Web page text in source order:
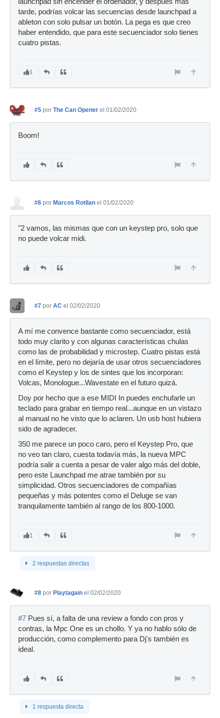
tarde, podrías volcar las secuencias desde launchpad a
ableton con solo pulsar un botón. La pega es que creo
haber entendido, que para este secuenciador solo tienes
cuatro pistas.
1
#5 por The Can Opener el 01/02/2020
Boom!
#6 por Marcos Rotllan el 01/02/2020
"2 vamos, las mismas que con un keystep pro, solo que
no puede volcar midi.
#7 por AC el 02/02/2020
A mí me convence bastante como secuenciador, está
todo muy clarito y con algunas características chulas
como las de probabilidad y microstep. Cuatro pistas está
en el límite, pero no dejaría de usar otros secuenciadores
como el Keystep y los de sintes que los incorporan:
Volcas, Monologue...Wavestate en el futuro quizá.
Doy por hecho que a ese MIDI In puedes enchufarle un
teclado para grabar en tiempo real...aunque en un vistazo
al manual no he visto que lo aclaren. Un usb host hubiera
sido de agradecer.
350 me parece un poco caro, pero el Keystep Pro, que
no veo tan claro, cuesta todavía más, la nueva MPC
podría salir a cuenta a pesar de valer algo más del doble,
pero este Launchpad me atrae también por su
simplicidad. Otros secuenciadores de compañías
pequeñas y más potentes como el Deluge se van
tranquilamente también al rango de los 800-1000.
1
2 respuestas directas
#8 por Playtagain el 02/02/2020
#7 Pues sí, a falta de una review a fondo con pros y
contras, la Mpc One es un chollo. Y ya no hablo sólo de
producción, como complemento para Dj's también es
ideal.
1 respuesta directa